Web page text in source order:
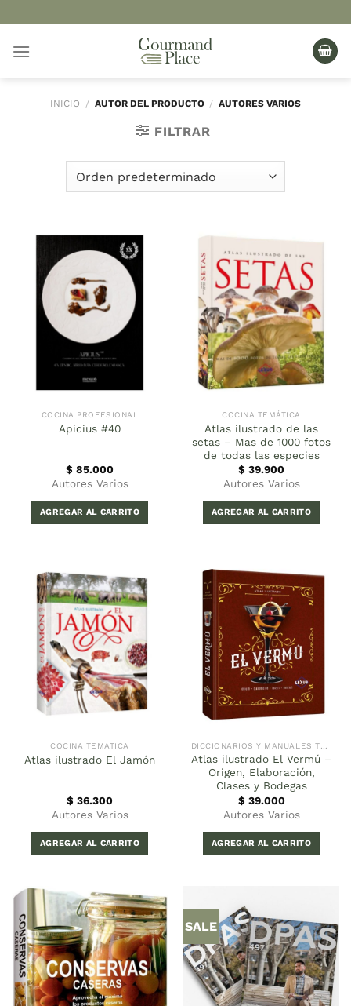
al
contenido
INICIO / AUTOR DEL PRODUCTO / AUTORES VARIOS
FILTRAR
COCINA PROFESIONAL
Apicius #40
$ 85.000
Autores Varios
AGREGAR AL CARRITO
COCINA TEMÁTICA
Atlas ilustrado de las
setas – Mas de 1000 fotos
de todas las especies
$ 39.900
Autores Varios
AGREGAR AL CARRITO
COCINA TEMÁTICA
Atlas ilustrado El Jamón
$ 36.300
Autores Varios
AGREGAR AL CARRITO
Atlas ilustrado El Vermú –
Origen, Elaboración,
Clases y Bodegas
$ 39.000
Autores Varios
AGREGAR AL CARRITO
SALE